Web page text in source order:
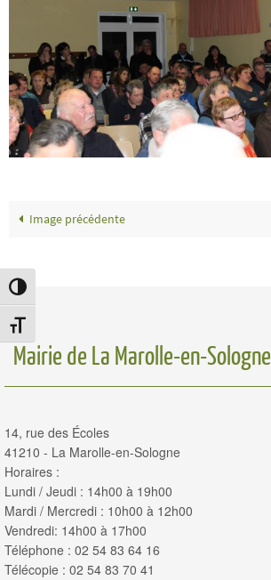
Passer en contraste élevé
Changer la taille de la police
Image précédente
Mairie de La Marolle-en-Sologne
14, rue des Écoles
41210 - La Marolle-en-Sologne
Horaires :
Lundi / Jeudi : 14h00 à 19h00
Mardi / Mercredi : 10h00 à 12h00
Vendredi: 14h00 à 17h00
Téléphone : 02 54 83 64 16
Télécopie : 02 54 83 70 41